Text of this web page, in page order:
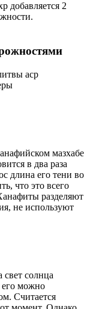
добавляется 2
аср
мазхабе
в два раза
длина его тени во
что это всего
разделяют
не используют
свет солнца
его можно
Считается